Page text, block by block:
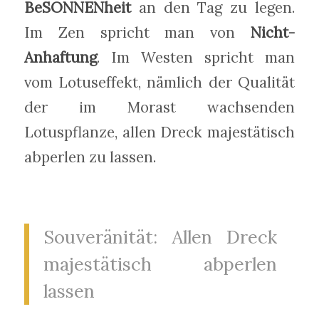
BeSONNENheitan den Tag zu legen.
Im Zen spricht man vonNicht-
Anhaftung. Im Westen spricht man
vom Lotuseffekt, nämlich der Qualität
der im Morast wachsenden
Lotuspflanze, allen Dreck majestätisch
abperlen zu lassen.
Souveränität: Allen Dreck
majestätisch abperlen
lassen